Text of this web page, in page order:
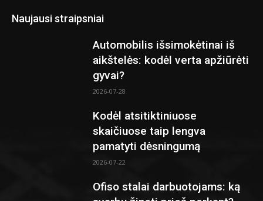
Naujausi straipsniai
Automobilis išsimokėtinai iš
aikštelės: kodėl verta apžiūrėti
gyvai?
2026-07-28
Kodėl atsitiktiniuose
skaičiuose taip lengva
pamatyti dėsningumą
2026-07-22
Ofiso stalai darbuotojams: ką